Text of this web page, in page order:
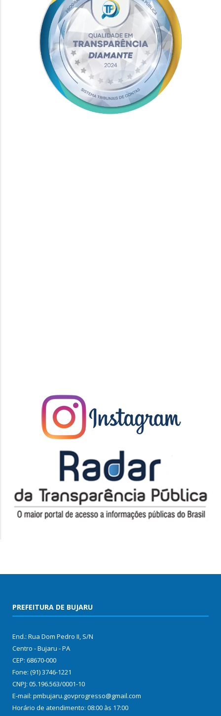
PREFEITURA DE BUJARU
End.: Rua Dom Pedro II, S/N
Centro - Bujaru - PA
CEP: 68670-000
Fone: (91) 3746-1221
CNPJ: 05.196.563/0001-10
E-mail: pmbujaru.govprogresso@gmail.com
Horário de atendimento: 08:00 às 17:00